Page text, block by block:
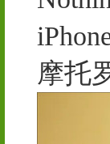
摩托